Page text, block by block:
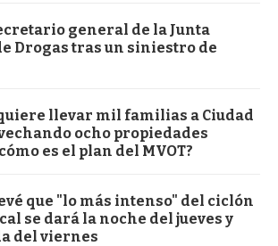
general de la Junta
Drogas tras un siniestro de
llevar mil familias a Ciudad
ocho propiedades
es el plan del MVOT?
que "lo más intenso" del ciclón
se dará la noche del jueves y
del viernes